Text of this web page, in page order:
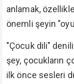
anlamak,
önemli şeyin
"Çocuk dili"
şey, çocukların
ilk önce sesleri